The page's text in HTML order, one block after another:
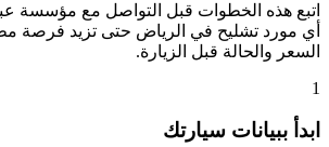
اتبع هذه الخطوات قبل التواصل مع مؤسسة
أي مورد تشليح في الرياض حتى تزيد فرصة
السعر والحالة قبل الزيارة.
1
ابدأ ببيانات سيارتك